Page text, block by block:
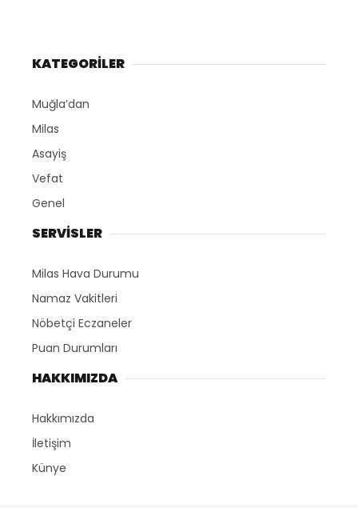
KATEGORİLER
Muğla’dan
Milas
Asayiş
Vefat
Genel
SERVİSLER
Milas Hava Durumu
Namaz Vakitleri
Nöbetçi Eczaneler
Puan Durumları
HAKKIMIZDA
Hakkımızda
İletişim
Künye